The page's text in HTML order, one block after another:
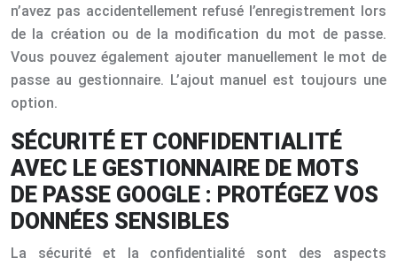
n’avez pas accidentellement refusé l’enregistrement lors
de la création ou de la modification du mot de passe.
Vous pouvez également ajouter manuellement le mot de
passe au gestionnaire. L’ajout manuel est toujours une
option.
SÉCURITÉ ET CONFIDENTIALITÉ
AVEC LE GESTIONNAIRE DE MOTS
DE PASSE GOOGLE : PROTÉGEZ VOS
DONNÉES SENSIBLES
La sécurité et la confidentialité sont des aspects